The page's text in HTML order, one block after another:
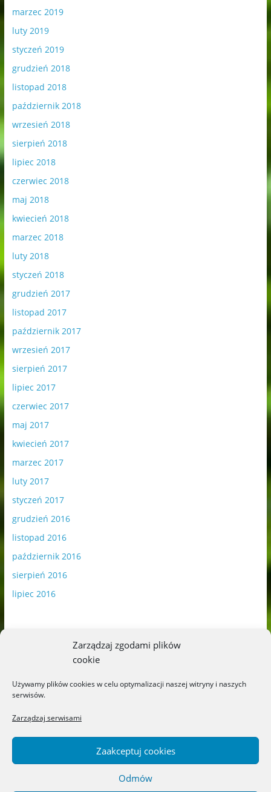
Zarządzaj zgodami plików
cookie
Używamy plików cookies w celu optymalizacji naszej witryny i naszych
serwisów.
Zarządzaj serwisami
Zaakceptuj cookies
Odmów
marzec 2019
luty 2019
styczeń 2019
grudzień 2018
listopad 2018
październik 2018
wrzesień 2018
sierpień 2018
lipiec 2018
czerwiec 2018
maj 2018
kwiecień 2018
marzec 2018
luty 2018
styczeń 2018
grudzień 2017
listopad 2017
październik 2017
wrzesień 2017
sierpień 2017
lipiec 2017
czerwiec 2017
maj 2017
kwiecień 2017
marzec 2017
luty 2017
styczeń 2017
grudzień 2016
listopad 2016
październik 2016
sierpień 2016
lipiec 2016
Blog o książkach dla dzieci i młodzieży –